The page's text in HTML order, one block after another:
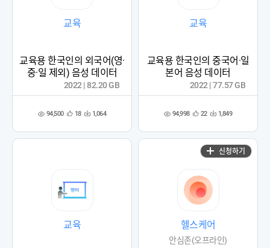
교육
교육용 한국인의 외국어(영·
중·일 제외) 음성 데이터
조 94,500 관
록
18 다 1,064
2022 | 82.20 GB
교육
교육용 한국인의 중국어·일
본어 음성 데이터
조 94,998 관
록
22 다 1,849
2022 | 77.57 GB
교육 헬스케어
안심존(오프라인)
신청하기